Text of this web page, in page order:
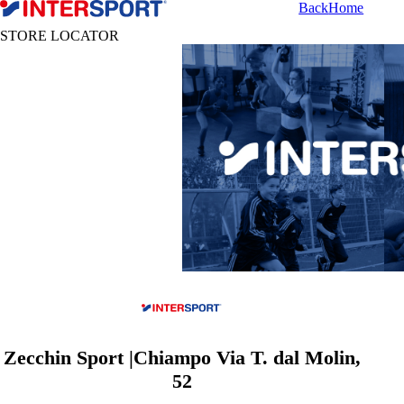
BackHome
STORE LOCATOR
Zecchin Sport |Chiampo Via T. dal Molin,
52